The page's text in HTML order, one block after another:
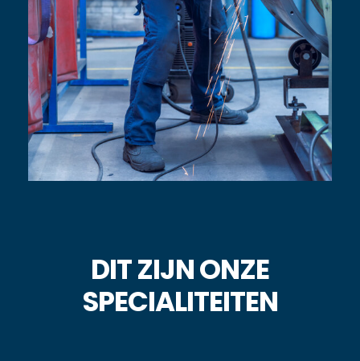
DIT ZIJN ONZE
SPECIALITEITEN